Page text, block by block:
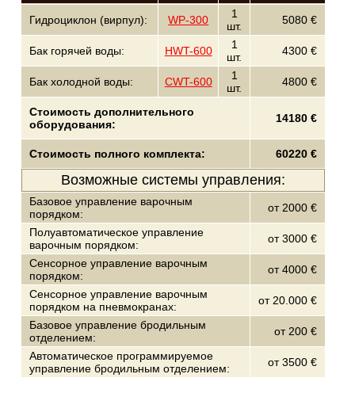
Гидроциклон (вирпул): WP-300
1
шт.
5080 €
Бак горячей воды: HWT-600
1
шт.
4300 €
Бак холодной воды: CWT-600
1
шт.
4800 €
Стоимость дополнительного
оборудования:
14180 €
Стоимость полного комплекта: 60220 €
Возможные системы управления:
Базовое управление варочным
порядком:
от 2000 €
Полуавтоматическое управление
варочным порядком:
от 3000 €
Сенсорное управление варочным
порядком:
от 4000 €
Сенсорное управление варочным
порядком на пневмокранах:
от 20.000 €
Базовое управление бродильным
отделением:
от 200 €
Автоматическое программируемое
управление бродильным отделением:
от 3500 €